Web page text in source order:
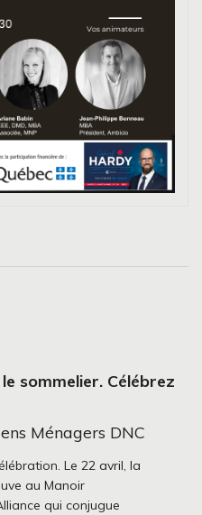
sommelier. Célébrez
Ménagers DNC
Le 22 avril, la
au Manoir
qui conjugue